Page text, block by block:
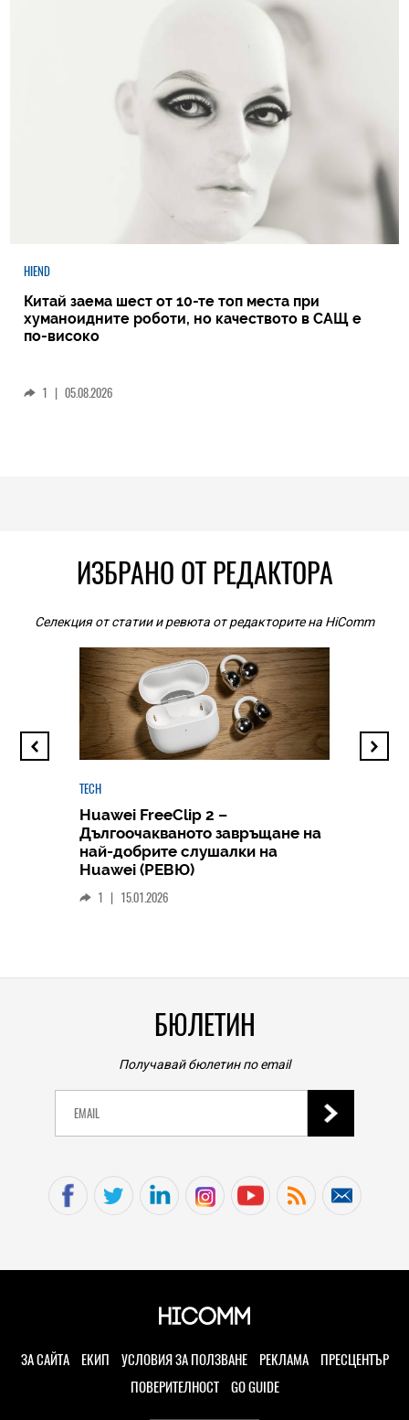
HIEND
Китай заема шест от 10-те топ места при
хуманоидните роботи, но качеството в САЩ е
по-високо
1 | 05.08.2026
ИЗБРАНО ОТ РЕДАКТОРА
Селекция от статии и ревюта от редакторите на HiComm
TECH
Huawei FreeClip 2 –
Дългоочакваното завръщане на
най-добрите слушалки на
Huawei (РЕВЮ)
1 | 15.01.2026
БЮЛЕТИН
Получавай бюлетин по email
ЗА САЙТА ЕКИП УСЛОВИЯ ЗА ПОЛЗВАНЕ РЕКЛАМА
ПРЕСЦЕНТЪР
ПОВЕРИТЕЛНОСТ
GO GUIDE